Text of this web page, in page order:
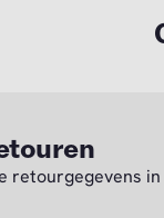
retourgegevens in